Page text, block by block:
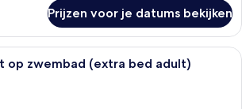
Prijzen voor je datums bekijken
Een balkon met uitzicht op een
op zwembad (extra bed adult)